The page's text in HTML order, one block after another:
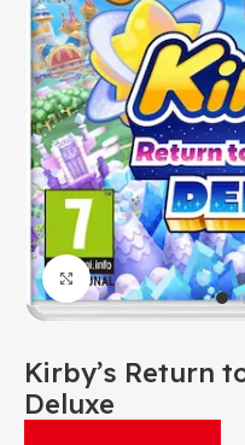
Click to enlarge
Kirby’s Return
Deluxe